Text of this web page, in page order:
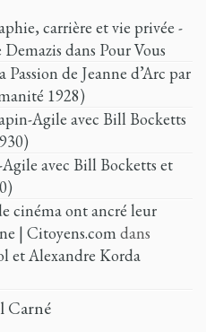
carrière et vie privée -
dans Pour Vous
Passion de Jeanne d’Arc par
1928)
Agile avec Bill Bocketts
avec Bill Bocketts et
cinéma ont ancré leur
| Citoyens.comdans
et Alexandre Korda
Carné